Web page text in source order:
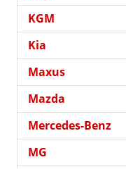
KGM
Kia
Maxus
Mazda
Mercedes-Benz
MG